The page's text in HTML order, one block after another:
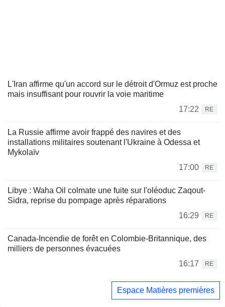
L'Iran affirme qu'un accord sur le détroit d'Ormuz est proche
mais insuffisant pour rouvrir la voie maritime
17:22
RE
La Russie affirme avoir frappé des navires et des
installations militaires soutenant l'Ukraine à Odessa et
Mykolaïv
17:00
RE
Libye : Waha Oil colmate une fuite sur l'oléoduc Zaqout-
Sidra, reprise du pompage après réparations
16:29
RE
Canada-Incendie de forêt en Colombie-Britannique, des
milliers de personnes évacuées
16:17
RE
Espace Matières premières